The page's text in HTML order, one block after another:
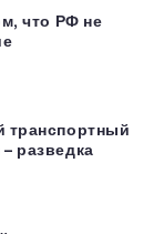
что РФ не
транспортный
разведка